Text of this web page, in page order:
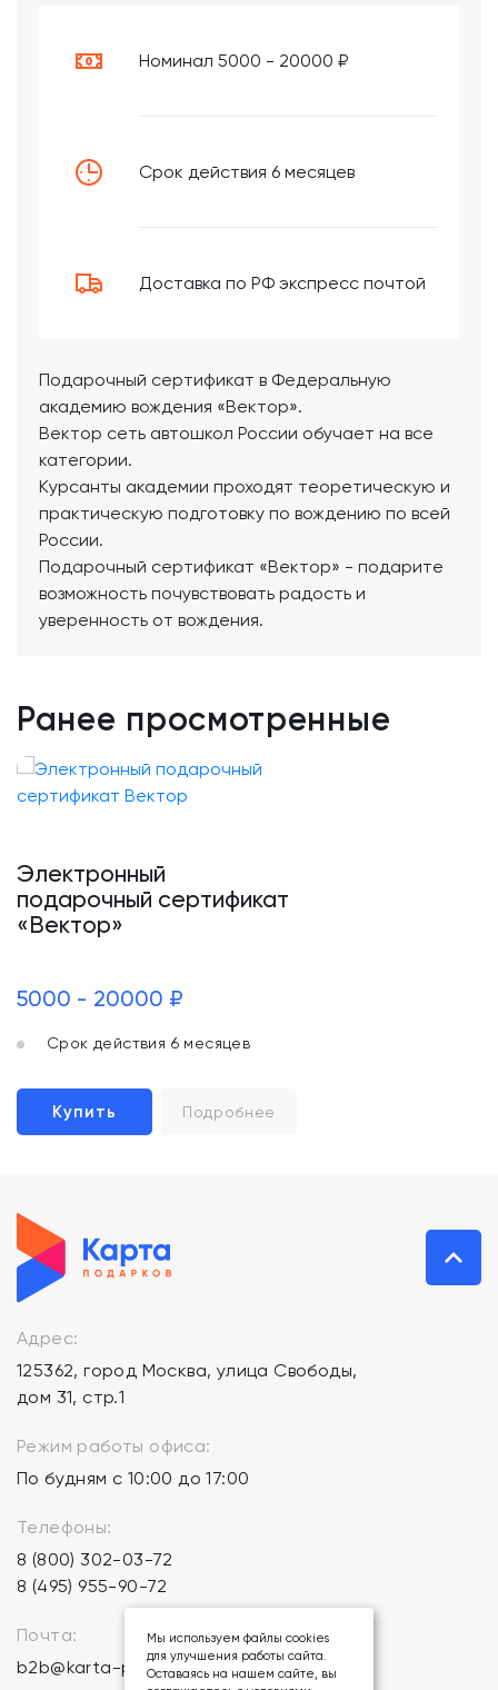
Номинал 5000 - 20000 ₽
Срок действия 6 месяцев
Доставка по РФ экспресс почтой
Подарочный сертификат в Федеральную
академию вождения «Вектор».
Вектор сеть автошкол России обучает на все
категории.
Курсанты академии проходят теоретическую и
практическую подготовку по вождению по всей
России.
Подарочный сертификат «Вектор» - подарите
возможность почувствовать радость и
уверенность от вождения.
Ранее просмотренные
Электронный
подарочный сертификат
«Вектор»
5000 - 20000 ₽
Срок действия 6 месяцев
Купить Подробнее
Адрес:
125362, город Москва, улица Свободы,
дом 31, стр.1
Режим работы офиса:
По будням с 10:00 до 17:00
Телефоны:
8 (800) 302-03-72
8 (495) 955-90-72
Почта:
b2b@karta-podarkov.ru
Мы используем файлы cookies
для улучшения работы сайта.
Оставаясь на нашем сайте, вы